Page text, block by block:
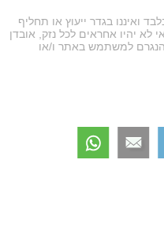
ואיננו בגדר ייעוץ או תחליף
לא יהיו אחראים לכל נזק, אובדן
למשתמש באתר ו/או